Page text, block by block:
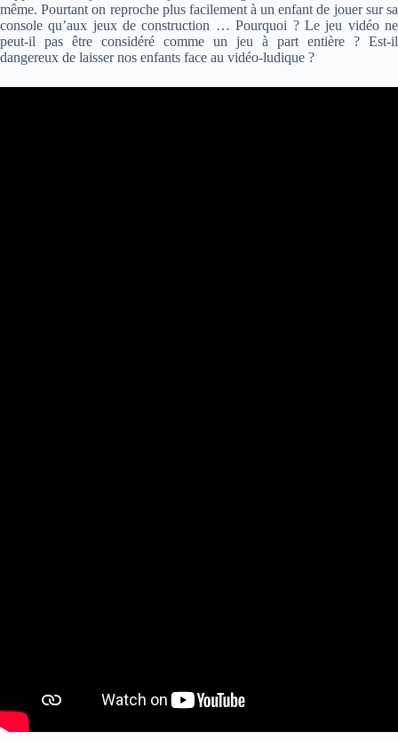
même. Pourtant on reproche plus facilement à un enfant de jouer sur sa
console qu’aux jeux de construction … Pourquoi ? Le jeu vidéo ne
peut-il pas être considéré comme un jeu à part entière ? Est-il
dangereux de laisser nos enfants face au vidéo-ludique ?